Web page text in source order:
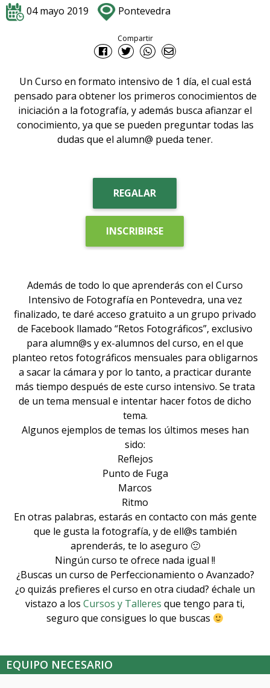
04 mayo 2019 Pontevedra
Compartir
Un Curso en formato intensivo de 1 día, el cual está
pensado para obtener los primeros conocimientos de
iniciación a la fotografía, y además busca afianzar el
conocimiento, ya que se pueden preguntar todas las
dudas que el alumn@ pueda tener.
REGALAR
INSCRIBIRSE
Además de todo lo que aprenderás con el Curso
Intensivo de Fotografía en Pontevedra, una vez
finalizado, te daré acceso gratuito a un grupo privado
de Facebook llamado “Retos Fotográficos”, exclusivo
para alumn@s y ex-alumnos del curso, en el que
planteo retos fotográficos mensuales para obligarnos
a sacar la cámara y por lo tanto, a practicar durante
más tiempo después de este curso intensivo. Se trata
de un tema mensual e intentar hacer fotos de dicho
tema.
Algunos ejemplos de temas los últimos meses han
sido:
Reflejos
Punto de Fuga
Marcos
Ritmo
En otras palabras, estarás en contacto con más gente
que le gusta la fotografía, y de ell@s también
aprenderás, te lo aseguro 🙂
Ningún curso te ofrece nada igual !!
¿Buscas un curso de Perfeccionamiento o Avanzado?
¿o quizás prefieres el curso en otra ciudad? échale un
vistazo a los Cursos y Talleres que tengo para ti,
seguro que consigues lo que buscas
EQUIPO NECESARIO